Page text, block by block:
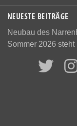
NEUESTE BEITRÄGE
Neubau des
Sommer 2026 steht